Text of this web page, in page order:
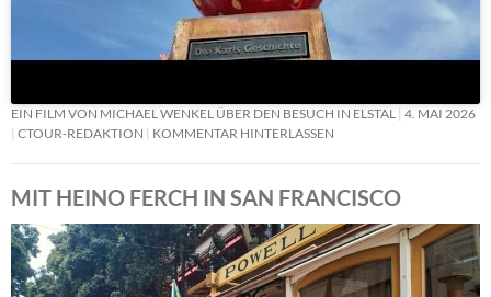
EIN FILM VON MICHAEL WENKEL ÜBER DEN BESUCH IN ELSTAL
4. MAI 2026
CTOUR-REDAKTION
KOMMENTAR HINTERLASSEN
MIT HEINO FERCH IN SAN FRANCISCO